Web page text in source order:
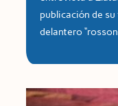
publicación de
delantero